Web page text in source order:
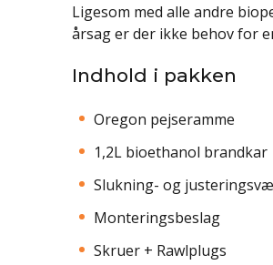
Ligesom med alle andre
årsag er der ikke behov for
Indhold i pakken
Oregon pejseramme
1,2L bioethanol brandkar
Slukning- og
Monteringsbeslag
Skruer + Rawlplugs